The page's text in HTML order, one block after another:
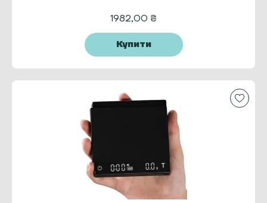
1982,00 ₴
Купити